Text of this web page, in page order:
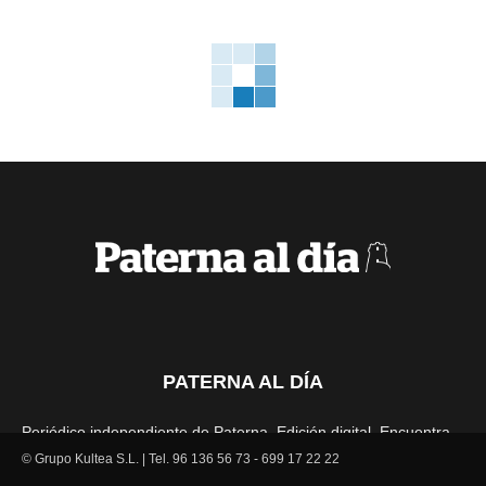
PATERNA AL DÍA
Periódico independiente de Paterna. Edición digital. Encuentra
cada mes en tu punto habitual nuestra edición impresa. Más de
© Grupo Kultea S.L. | Tel. 96 136 56 73 - 699 17 22 22